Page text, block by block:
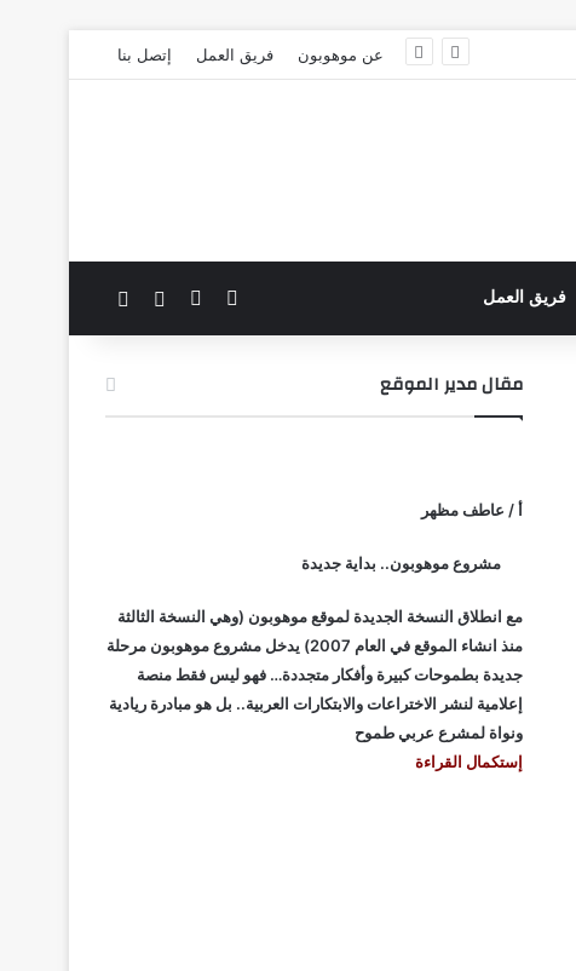
عن موهوبون فريق العمل إتصل بنا
فريق العمل فيسبوك الوضع المظلم
مقال مدير الموقع
أ / عاطف مظهر
مشروع موهوبون.. بداية جديدة
مع انطلاق النسخة الجديدة لموقع موهوبون (وهي النسخة الثالثة
منذ انشاء الموقع في العام 2007) يدخل مشروع موهوبون مرحلة
جديدة بطموحات كبيرة وأفكار متجددة… فهو ليس فقط منصة
إعلامية لنشر الاختراعات والابتكارات العربية.. بل هو مبادرة ريادية
ونواة لمشرع عربي طموح
إستكمال القراءة